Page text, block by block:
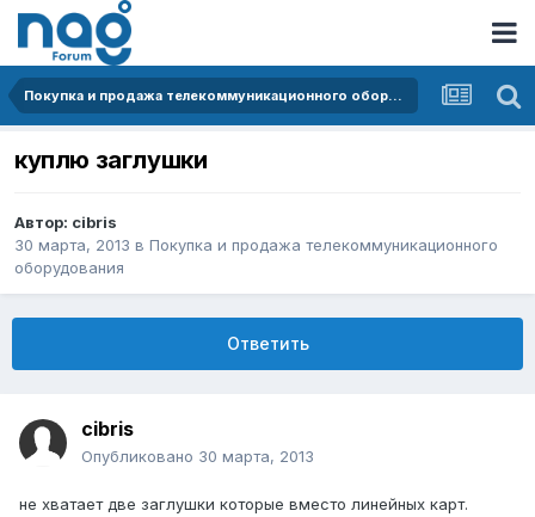
Покупка и продажа телекоммуникационного оборудования
куплю заглушки
Автор: cibris
30 марта, 2013 в Покупка и продажа телекоммуникационного
оборудования
Ответить
cibris
Опубликовано 30 марта, 2013
не хватает две заглушки которые вместо линейных карт.